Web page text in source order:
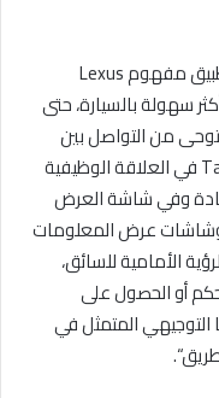
مفهومLexus
سهولة بالسيارة، حتى
من التواصل بين
في العلاقة الوظيفية
وفي شاشة العرض
عرض المعلومات
الأمامية للسائق،
أو الحصول على
المتمثل في
“
.